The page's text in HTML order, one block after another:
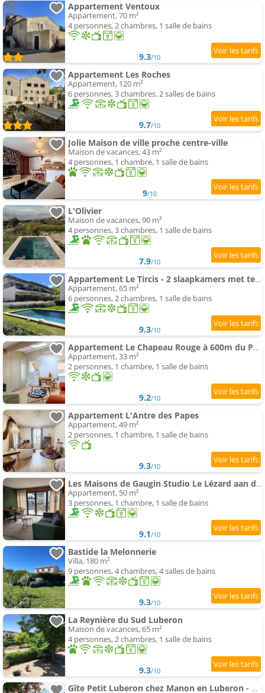
Appartement Ventoux
Appartement, 70 m²
4 personnes, 2 chambres, 1 salle de bains
9.3/10
Appartement Les Roches
Appartement, 120 m²
6 personnes, 3 chambres, 2 salles de bains
9.7/10
Jolie Maison de ville proche centre-ville
Maison de vacances, 43 m²
4 personnes, 1 chambre, 1 salle de bains
9/10
L'Olivier
Maison de vacances, 90 m²
4 personnes, 3 chambres, 1 salle de bains
7.9/10
Appartement Le Tircis - 2 slaapkamers met terras en zwembad aan de Mont Ventoux
Appartement, 65 m²
6 personnes, 2 chambres, 1 salle de bains
9.3/10
Appartement Le Chapeau Rouge à 600m du Palais des Papes
Appartement, 33 m²
2 personnes, 1 chambre, 1 salle de bains
9.2/10
Appartement L'Antre des Papes
Appartement, 49 m²
2 personnes, 1 chambre, 1 salle de bains
9.3/10
Les Maisons de Gaugin Studio Le Lézard aan de voet van de Mont Ventoux
Appartement, 50 m²
3 personnes, 1 chambre, 1 salle de bains
9.1/10
Bastide la Melonnerie
Villa, 180 m²
9 personnes, 4 chambres, 4 salles de bains
9.3/10
La Reynière du Sud Luberon
Maison de vacances, 65 m²
4 personnes, 2 chambres, 1 salle de bains
9.3/10
Gîte Petit Luberon chez Manon en Luberon - Vacation rental in guest house